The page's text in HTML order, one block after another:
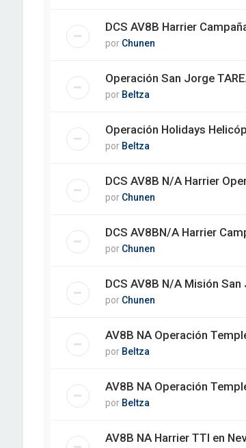
DCS AV8B Harrier
por Chunen
Operación San Jorge
por Beltza
Operación Holidays
por Beltza
DCS AV8B N/A Harrier
por Chunen
DCS AV8BN/A Harrier
por Chunen
DCS AV8B N/A Misión
por Chunen
AV8B NA Operación
por Beltza
AV8B NA Operación
por Beltza
AV8B NA Harrier TTI en